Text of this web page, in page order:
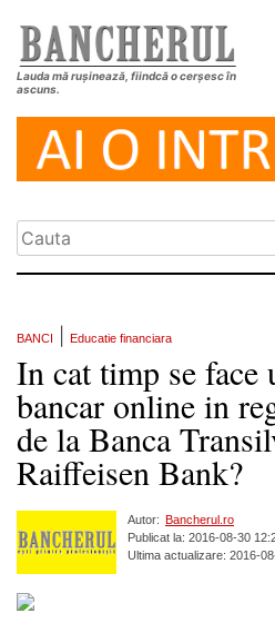
Lauda mă rușinează, fiindcă o cerșesc în
ascuns.
BANCI Educatie financiara
In cat timp se face
bancar online in
de la Banca
Raiffeisen Bank?
Autor: Bancherul.ro
Publicat la: 2016-08-30
Ultima actualizare: 2016-